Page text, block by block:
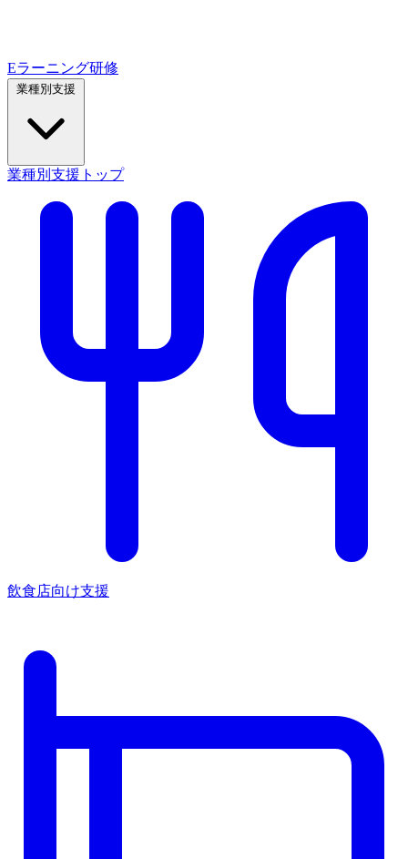
Eラーニング研修
業種別支援トップ
飲食店向け支援